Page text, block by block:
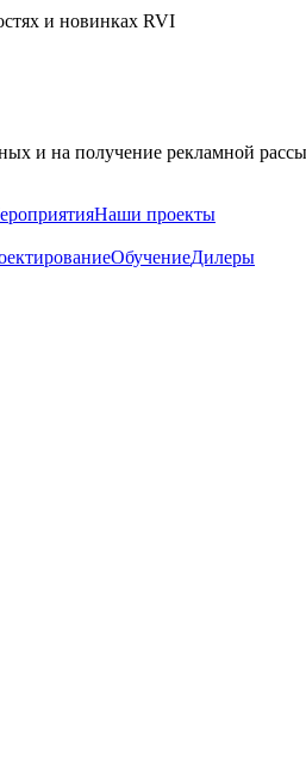
и новинках RVI
и на получение рекламной
Наши проекты
ОбучениеДилеры